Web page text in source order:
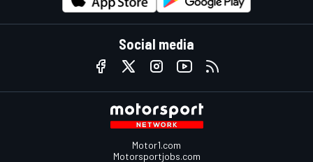
Social media
Motor1.com
Motorsportjobs.com